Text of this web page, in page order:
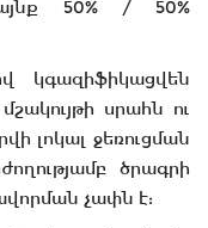
50% / 50%
կգազիֆիկացվեն
սրահն ու
լոկալ ջեռուցման
ծրագրի
չափն է: